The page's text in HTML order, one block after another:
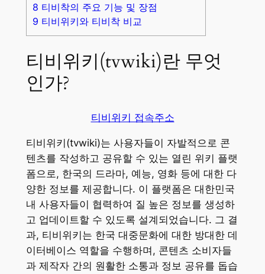
8 티비착의 주요 기능 및 장점
9 티비위키와 티비착 비교
티비위키(tvwiki)란 무엇
인가?
티비위키 접속주소
티비위키(tvwiki)는 사용자들이 자발적으로 콘
텐츠를 작성하고 공유할 수 있는 열린 위키 플랫
폼으로, 한국의 드라마, 예능, 영화 등에 대한 다
양한 정보를 제공합니다. 이 플랫폼은 대한민국
내 사용자들이 협력하여 질 높은 정보를 생성하
고 업데이트할 수 있도록 설계되었습니다. 그 결
과, 티비위키는 한국 대중문화에 대한 방대한 데
이터베이스 역할을 수행하며, 콘텐츠 소비자들
과 제작자 간의 원활한 소통과 정보 공유를 돕습